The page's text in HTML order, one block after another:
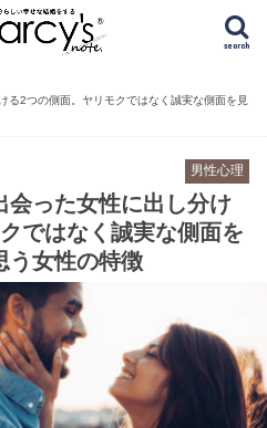
search
る2つの側面。ヤリモクではなく誠実な側面を見
男性心理
会った女性に出し分け
ではなく誠実な側面を
う女性の特徴